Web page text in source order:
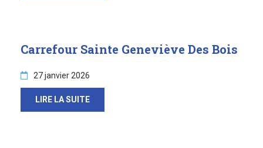
Carrefour Sainte Geneviève Des Bois
27 janvier 2026
LIRE LA SUITE